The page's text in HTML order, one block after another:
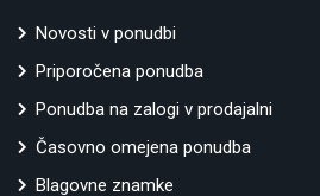
Novosti v ponudbi
Priporočena ponudba
Ponudba na zalogi v prodajalni
Časovno omejena ponudba
Blagovne znamke